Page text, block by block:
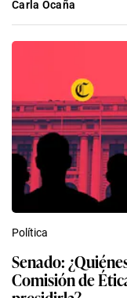
Carla Ocaña
Política
Senado:
Comisión de